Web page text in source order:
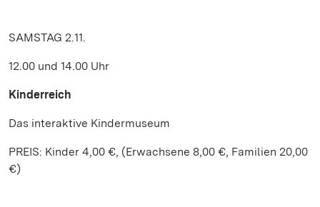
SAMSTAG 2.11.
12.00 und 14.00 Uhr
Kinderreich
Das interaktive Kindermuseum
PREIS: Kinder 4,00 €, (Erwachsene 8,00 €, Familien 20,00
€)